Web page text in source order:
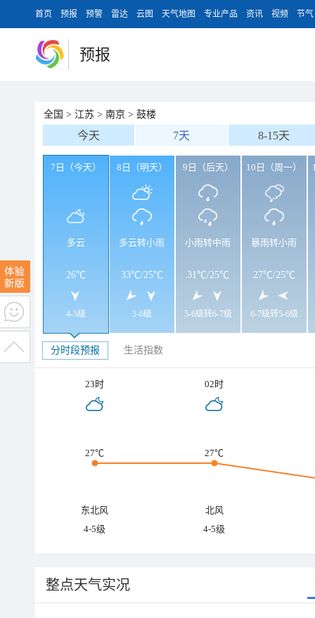
首页 预报 预警 雷达 云图 天气地图 专业产品 资讯 视频 节气
预报
全国 > 江苏 > 南京 > 鼓楼
今天 7天 8-15天
7日（今天）
多云
26℃
4-5级
8日（明天）
多云转小雨
33℃/25℃
5-6级
9日（后天）
小雨转中雨
31℃/25℃
5-6级转6-7级
10日（周一）
暴雨转小雨
27℃/25℃
6-7级转5-6级
分时段预报 生活指数
23时 02时
27℃ 27℃
东北风
北风
4-5级
4-5级
整点天气实况